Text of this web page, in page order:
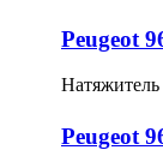
Peugeot
Peugeot